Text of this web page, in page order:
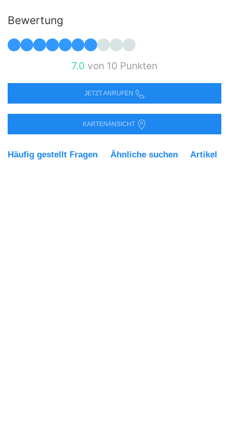
Bewertung
7.0 von 10 Punkten
JETZT ANRUFEN
KARTENANSICHT
Häufig gestellt Fragen Ähnliche suchen Artikel